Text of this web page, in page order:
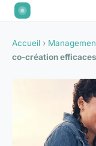
Accueil ›
co-création